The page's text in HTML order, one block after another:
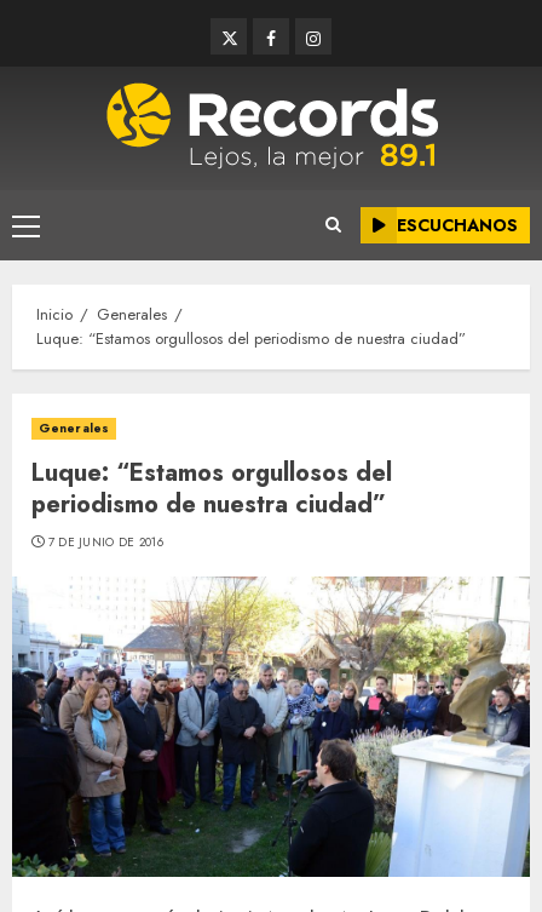
TwitterFacebookInstagram
Menú
principal
ESCUCHANOS
Inicio
Generales
Luque: “Estamos orgullosos del periodismo de nuestra ciudad”
Generales
Luque: “Estamos orgullosos del
periodismo de nuestra ciudad”
7 DE JUNIO DE 2016